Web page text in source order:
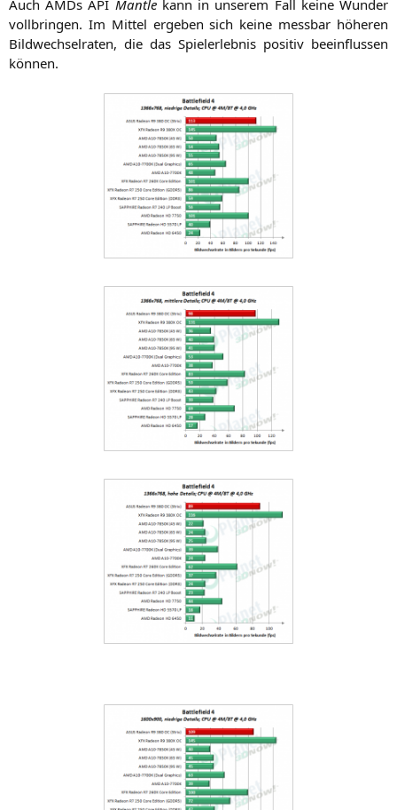
Auch AMDsAPI Man­t­lekann in unse­rem Fall kei­ne Wun­der
voll­brin­gen. Im Mit­tel erge­ben sich kei­ne mess­bar höhe­ren
Bild­wech­sel­ra­ten, die das Spiel­erleb­nis posi­tiv beein­flus­sen
können.